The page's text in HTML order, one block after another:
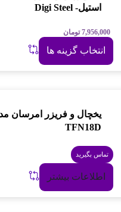
استیل- Digi Steel
7,956,000 تومان
انتخاب گزینه ها
یخچال و فریزر امرسان مدل
TFN18D
تماس بگیرید
اطلاعات بیشتر